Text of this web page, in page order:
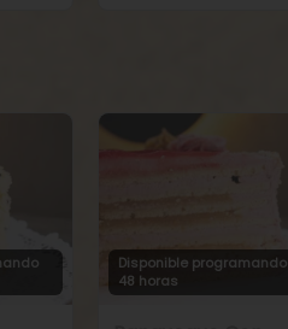
Disponible programando
48 horas